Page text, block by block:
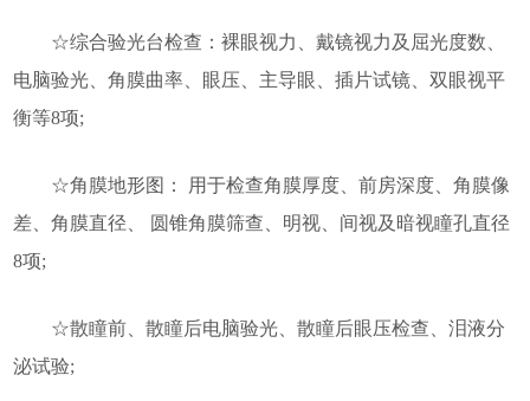
☆综合验光台检查：裸眼视力、戴镜视力及屈光度数、
电脑验光、角膜曲率、眼压、主导眼、插片试镜、双眼视平
衡等8项;
☆角膜地形图： 用于检查角膜厚度、前房深度、角膜像
差、角膜直径、 圆锥角膜筛查、明视、间视及暗视瞳孔直径
8项;
☆散瞳前、散瞳后电脑验光、散瞳后眼压检查、泪液分
泌试验;